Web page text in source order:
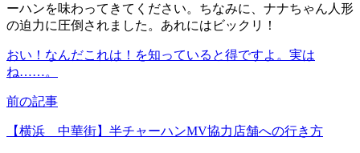
ーハンを味わってきてください。ちなみに、ナナちゃん人形
の迫力に圧倒されました。あれにはビックリ！
おい！なんだこれは！を知っていると得ですよ。実は
ね……。
前の記事
【横浜 中華街】半チャーハンMV協力店舗への行き方